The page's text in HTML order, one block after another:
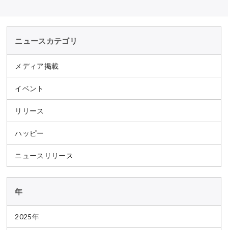
ニュースカテゴリ
メディア掲載
イベント
リリース
ハッピー
ニュースリリース
年
2025年